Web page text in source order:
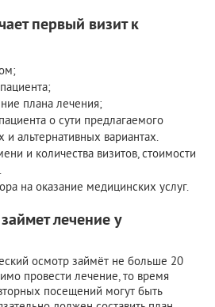
первый визит к
плана лечения;
о сути предлагаемого
и альтернативных вариантах.
и количества визитов, стоимости
на оказание медицинских услуг.
лечение у
осмотр займёт не больше 20
провести лечение, то время
посещений могут быть